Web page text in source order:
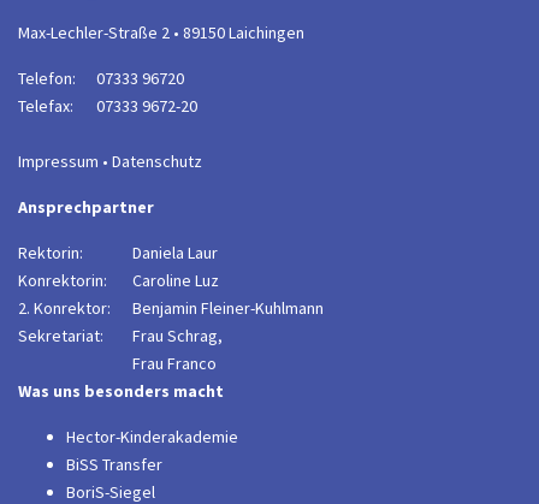
Max-Lechler-Straße 2 • 89150 Laichingen
Telefon:
07333 96720
Telefax:
07333 9672-20
Impressum • Datenschutz
Ansprechpartner
Rektorin:
Daniela Laur
Konrektorin:
Caroline Luz
2. Konrektor:
Benjamin Fleiner-Kuhlmann
Sekretariat:
Frau Schrag,
Frau Franco
Was uns besonders macht
Hector-Kinderakademie
BiSS Transfer
BoriS-Siegel